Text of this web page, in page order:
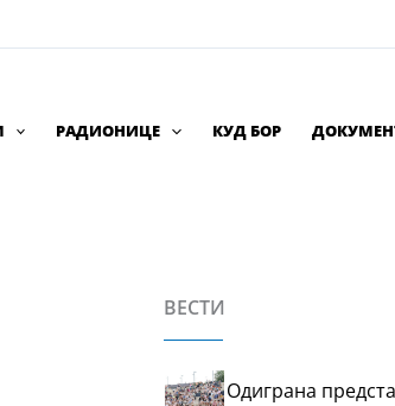
РАДИОНИЦЕ КУД БОР
ВЕСТИ
Одиграна